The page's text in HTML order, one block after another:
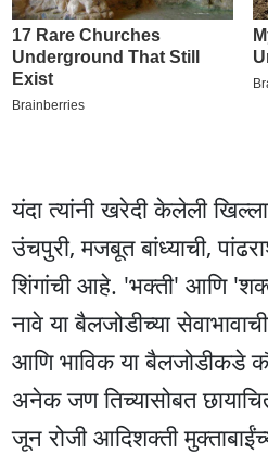
यंदा त्यांनी खरेदी केलेली
उंचपुरी, मजबूत बांध्याची,
शिंगांची आहे. 'भक्ती' आणि
नावे या बैलजोडीच्या
आणि भाविक या बैलजोडीकडे
अनेक जण तिच्यासोबत
जून रोजी आदिशक्ती